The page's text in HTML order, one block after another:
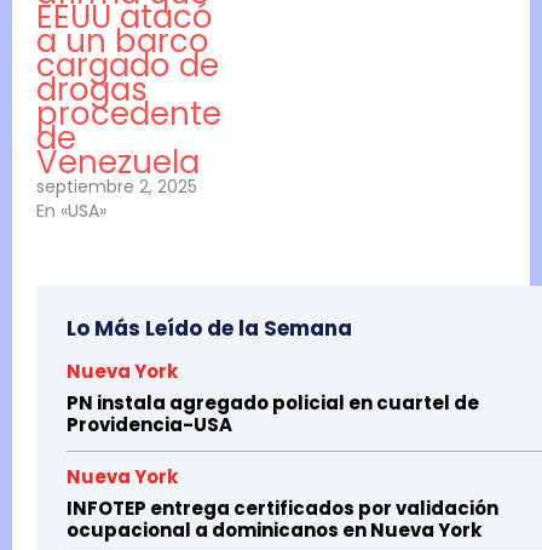
EEUU atacó
a un barco
cargado de
drogas
procedente
de
Venezuela
septiembre 2, 2025
En «USA»
Lo Más Leído de la Semana
Nueva York
PN instala agregado policial en cuartel de
Providencia-USA
Nueva York
INFOTEP entrega certificados por validación
ocupacional a dominicanos en Nueva York